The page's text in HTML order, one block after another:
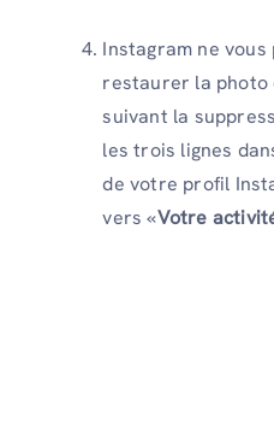
Instagram ne
restaurer la photo
suivant la
les trois lignes
de votre profil
vers «Votre